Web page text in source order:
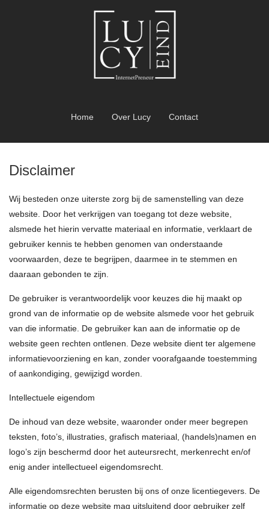
Home Over Lucy Contact
Disclaimer
Wij besteden onze uiterste zorg bij de samenstelling van deze
website. Door het verkrijgen van toegang tot deze website,
alsmede het hierin vervatte materiaal en informatie, verklaart de
gebruiker kennis te hebben genomen van onderstaande
voorwaarden, deze te begrijpen, daarmee in te stemmen en
daaraan gebonden te zijn.
De gebruiker is verantwoordelijk voor keuzes die hij maakt op
grond van de informatie op de website alsmede voor het gebruik
van die informatie. De gebruiker kan aan de informatie op de
website geen rechten ontlenen. Deze website dient ter algemene
informatievoorziening en kan, zonder voorafgaande toestemming
of aankondiging, gewijzigd worden.
Intellectuele eigendom
De inhoud van deze website, waaronder onder meer begrepen
teksten, foto’s, illustraties, grafisch materiaal, (handels)namen en
logo’s zijn beschermd door het auteursrecht, merkenrecht en/of
enig ander intellectueel eigendomsrecht.
Alle eigendomsrechten berusten bij ons of onze licentiegevers. De
informatie op deze website mag uitsluitend door gebruiker zelf